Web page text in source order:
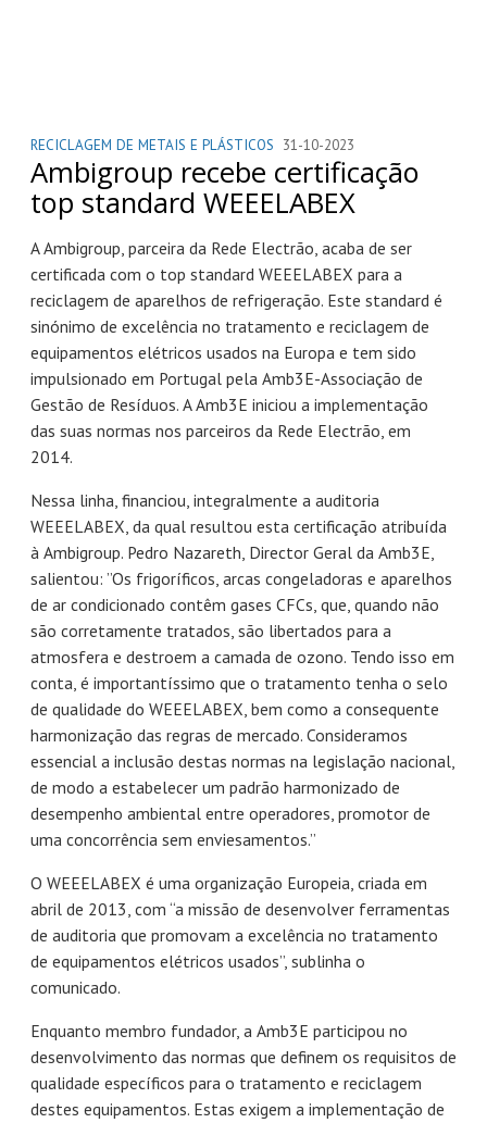
RECICLAGEM DE METAIS E PLÁSTICOS 31-10-2023
Ambigroup recebe certificação
top standard WEEELABEX
A Ambigroup, parceira da Rede Electrão, acaba de ser
certificada com o top standard WEEELABEX para a
reciclagem de aparelhos de refrigeração. Este standard é
sinónimo de excelência no tratamento e reciclagem de
equipamentos elétricos usados na Europa e tem sido
impulsionado em Portugal pela Amb3E-Associação de
Gestão de Resíduos. A Amb3E iniciou a implementação
das suas normas nos parceiros da Rede Electrão, em
2014.
Nessa linha, financiou, integralmente a auditoria
WEEELABEX, da qual resultou esta certificação atribuída
à Ambigroup. Pedro Nazareth, Director Geral da Amb3E,
salientou: ”Os frigoríficos, arcas congeladoras e aparelhos
de ar condicionado contêm gases CFCs, que, quando não
são corretamente tratados, são libertados para a
atmosfera e destroem a camada de ozono. Tendo isso em
conta, é importantíssimo que o tratamento tenha o selo
de qualidade do WEEELABEX, bem como a consequente
harmonização das regras de mercado. Consideramos
essencial a inclusão destas normas na legislação nacional,
de modo a estabelecer um padrão harmonizado de
desempenho ambiental entre operadores, promotor de
uma concorrência sem enviesamentos.”
O WEEELABEX é uma organização Europeia, criada em
abril de 2013, com “a missão de desenvolver ferramentas
de auditoria que promovam a excelência no tratamento
de equipamentos elétricos usados”, sublinha o
comunicado.
Enquanto membro fundador, a Amb3E participou no
desenvolvimento das normas que definem os requisitos de
qualidade específicos para o tratamento e reciclagem
destes equipamentos. Estas exigem a implementação de